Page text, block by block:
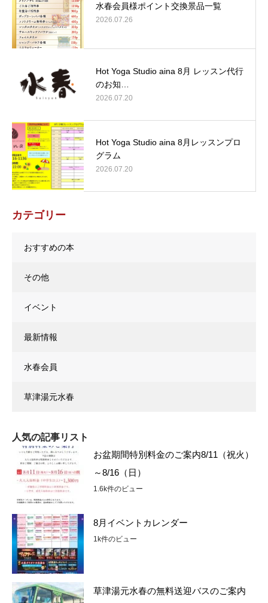
水春会員様ポイント交換景品一覧
2026.07.26
Hot Yoga Studio aina 8月 レッスン代行
のお知…
2026.07.20
Hot Yoga Studio aina 8月レッスンプロ
グラム
2026.07.20
カテゴリー
おすすめの本
その他
イベント
最新情報
水春会員
草津湯元水春
人気の記事リスト
お盆期間特別料金のご案内8/11（祝火）
～8/16（日）
1.6k件のビュー
8月イベントカレンダー
1k件のビュー
草津湯元水春の無料送迎バスのご案内